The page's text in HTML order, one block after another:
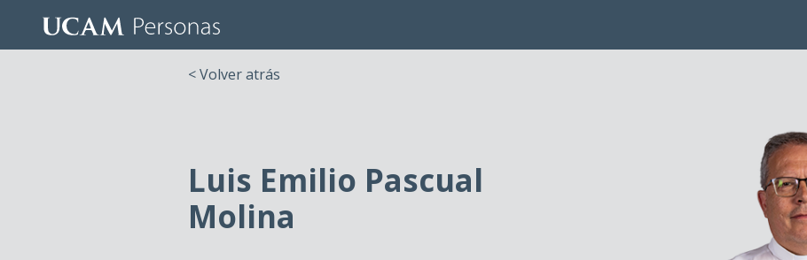
< Volver atrás
Luis Emilio Pascual
Molina